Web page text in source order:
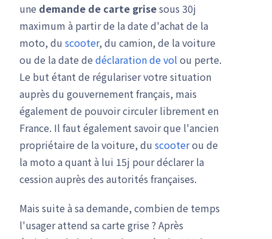
une demande de carte grisesous 30j
maximum à partir de la date d'achat de la
moto, du scooter, du camion, de la voiture
ou de la date de déclaration de vol ou perte.
Le but étant de régulariser votre situation
auprès du gouvernement français, mais
également de pouvoir circuler librement en
France. Il faut également savoir que l'ancien
propriétaire de la voiture, du scooterou de
la moto a quant à lui 15j pour déclarer la
cession auprès des autorités françaises.
Mais suite à sa demande, combien de temps
l'usager attend sa carte grise ? Après